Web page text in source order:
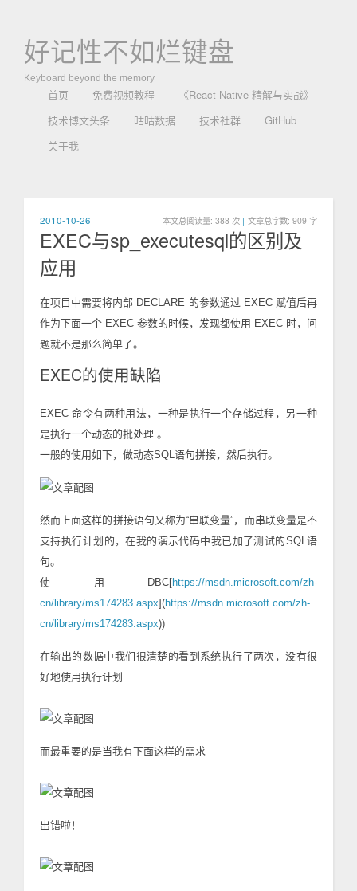
好记性不如烂键盘
Keyboard beyond the memory
首页 免费视频教程
《React Native 精解与实战》
技术博文头条
咕咕数据 技术社群
GitHub
关于我
2010-10-26 本文总阅读量: 388 次 | 文章总字数: 909 字
EXEC与sp_executesql的区别及
应用
在项目中需要将内部 DECLARE 的参数通过 EXEC 赋值后再
作为下面一个 EXEC 参数的时候，发现都使用 EXEC 时，问
题就不是那么简单了。
EXEC的使用缺陷
EXEC 命令有两种用法，一种是执行一个存储过程，另一种
是执行一个动态的批处理 。
一般的使用如下，做动态SQL语句拼接，然后执行。
然而上面这样的拼接语句又称为“串联变量”，而串联变量是不
支持执行计划的，在我的演示代码中我已加了测试的SQL语
句。
使用DBC[https://msdn.microsoft.com/zh-
cn/library/ms174283.aspx](https://msdn.microsoft.com/zh-
cn/library/ms174283.aspx))
在输出的数据中我们很清楚的看到系统执行了两次，没有很
好地使用执行计划
而最重要的是当我有下面这样的需求
出错啦！